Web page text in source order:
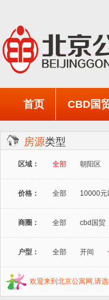
首页 CBD国
房源类型
区域： 全部 朝阳区
价格： 全部 10000元
商圈： 全部 cbd国贸
户型： 全部 开间
欢迎来到北京公寓网,请